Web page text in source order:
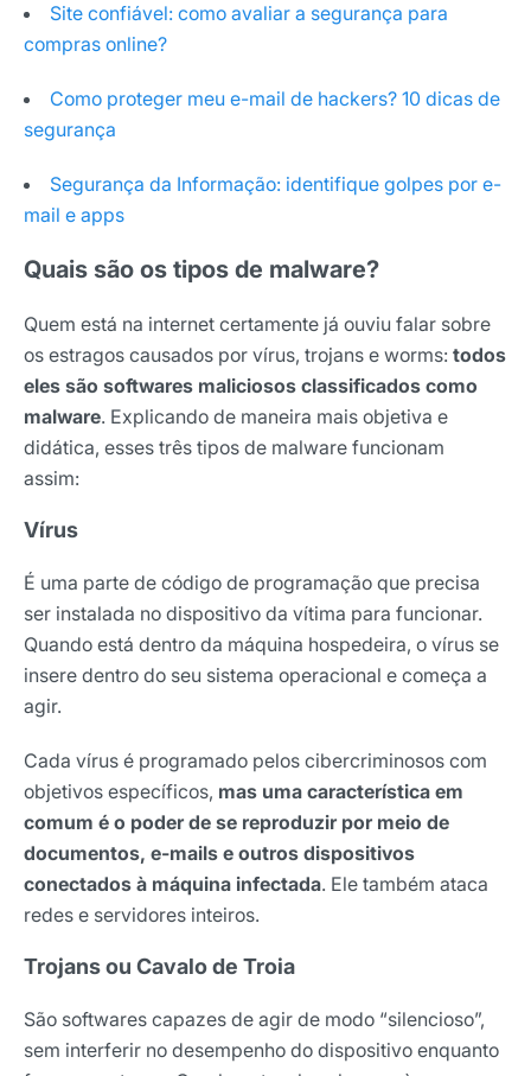
Site confiável: como avaliar a segurança para
compras online?
Como proteger meu e-mail de hackers? 10 dicas de
segurança
Segurança da Informação: identifique golpes por e-
mail e apps
Quais são os tipos de malware?
Quem está na internet certamente já ouviu falar sobre
os estragos causados por vírus, trojans e worms: todos
eles são softwares maliciosos classificados como
malware. Explicando de maneira mais objetiva e
didática, esses três tipos de malware funcionam
assim:
Vírus
É uma parte de código de programação que precisa
ser instalada no dispositivo da vítima para funcionar.
Quando está dentro da máquina hospedeira, o vírus se
insere dentro do seu sistema operacional e começa a
agir.
Cada vírus é programado pelos cibercriminosos com
objetivos específicos, mas uma característica em
comum é o poder de se reproduzir por meio de
documentos, e-mails e outros dispositivos
conectados à máquina infectada. Ele também ataca
redes e servidores inteiros.
Trojans ou Cavalo de Troia
São softwares capazes de agir de modo “silencioso”,
sem interferir no desempenho do dispositivo enquanto